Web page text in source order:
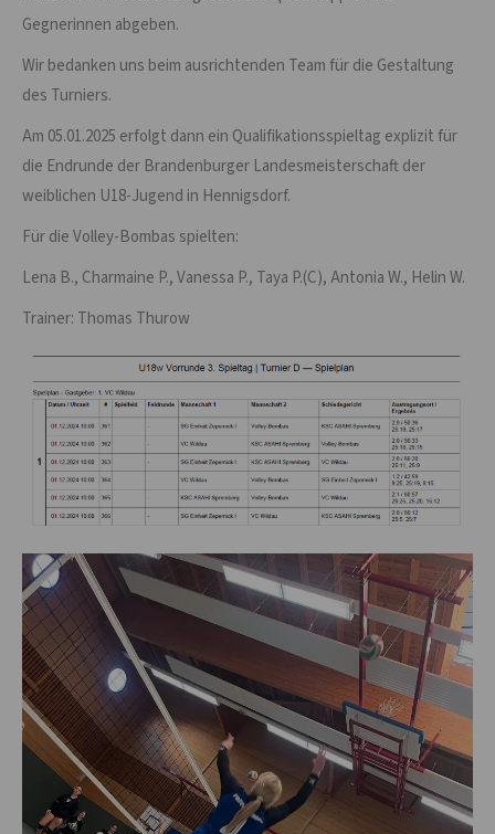
Gegnerinnen abgeben.
Wir bedanken uns beim ausrichtenden Team für die Gestaltung
des Turniers.
Am 05.01.2025 erfolgt dann ein Qualifikationsspieltag explizit für
die Endrunde der Brandenburger Landesmeisterschaft der
weiblichen U18-Jugend in Hennigsdorf.
Für die Volley-Bombas spielten:
Lena B., Charmaine P., Vanessa P., Taya P.(C), Antonia W., Helin W.
Trainer: Thomas Thurow